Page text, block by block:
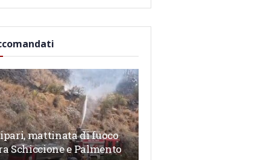
mattinata di fuoco
Schiccione e Palmento